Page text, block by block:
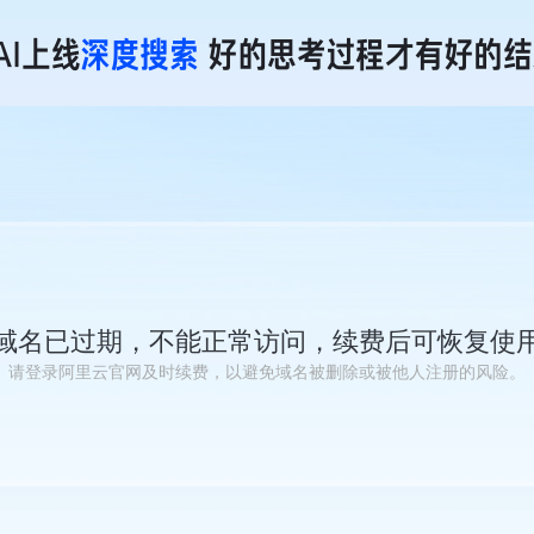
名已过期，不能正常访问，续费后可恢复使
请登录阿里云官网及时续费，以避免域名被删除或被他人注册的风险。